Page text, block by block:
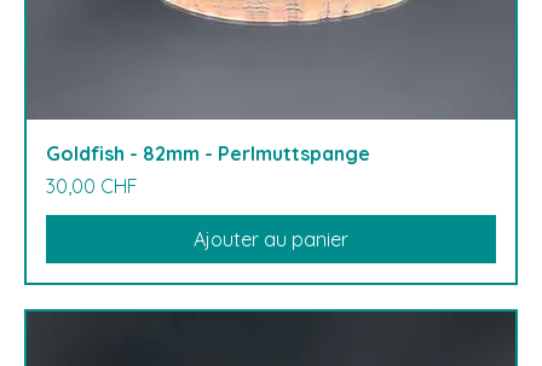
Goldfish - 82mm - Perlmuttspange
Prix
30,00 CHF
Ajouter au panier